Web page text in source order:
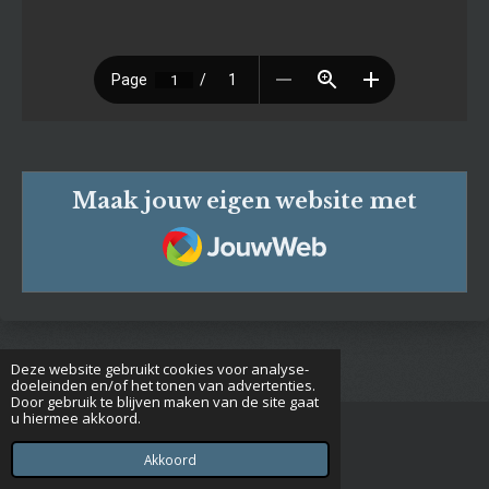
Deze website gebruikt cookies voor analyse-
doeleinden en/of het tonen van advertenties.
Door gebruik te blijven maken van de site gaat
u hiermee akkoord.
Akkoord
Maak jouw eigen website met
JouwWeb